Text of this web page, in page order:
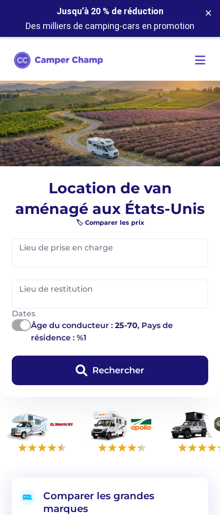
Jusqu’à 20 % de réduction
Des milliers de camping-cars en promotion
×
Location de van
aménagé aux États-Unis
🏷️ Comparer les prix
Lieu de prise en charge
Lieu de restitution
Dates
Âge du conducteur :25-70, Pays de
résidence : %1
Rechercher
Comparer les grandes
marques